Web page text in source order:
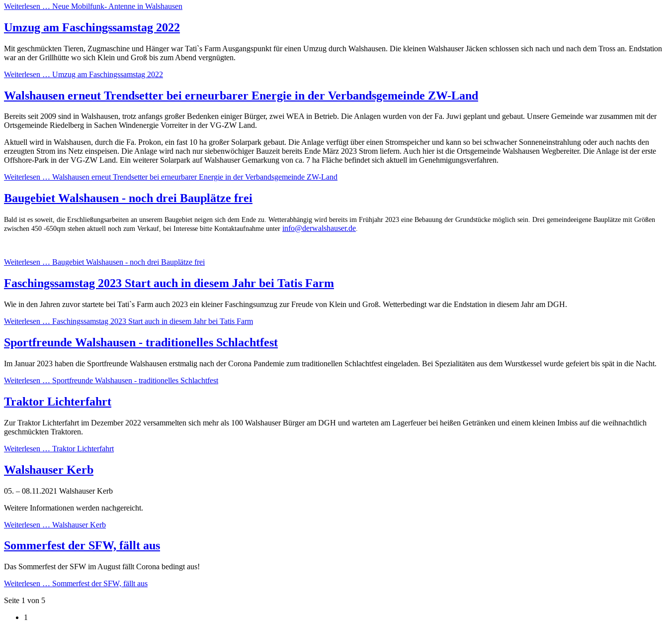
Weiterlesen … Neue Mobilfunk- Antenne in Walshausen
Umzug am Faschingssamstag 2022
Mit geschmückten Tieren, Zugmaschine und Hänger war Tati`s Farm Ausgangspunkt für einen Umzug durch Walshausen. Die kleinen Walshauser Jäcken schlossen sich nach und nach dem Tross an. Endstation
war an der Grillhütte wo sich Klein und Groß bis zum Abend vergnügten.
Weiterlesen … Umzug am Faschingssamstag 2022
Walshausen erneut Trendsetter bei erneurbarer Energie in der Verbandsgemeinde ZW-Land
Bereits seit 2009 sind in Walshausen, trotz anfangs großer Bedenken einiger Bürger, zwei WEA in Betrieb. Die Anlagen wurden von der Fa. Juwi geplant und gebaut. Unsere Gemeinde war zusammen mit der
Ortsgemeinde Riedelberg in Sachen Windenergie Vorreiter in der VG-ZW Land.
Aktuell wird in Walshausen, durch die Fa. Prokon, ein fast 10 ha großer Solarpark gebaut. Die Anlage verfügt über einen Stromspeicher und kann so bei schwacher Sonneneinstrahlung oder auch nachts den
erzeugten Strom ins Netz einspeisen. Die Anlage wird nach nur siebenwöchiger Bauzeit bereits Ende März 2023 Strom liefern. Auch hier ist die Ortsgemeinde Walshausen Wegbereiter. Die Anlage ist der erste
Offshore-Park in der VG-ZW Land. Ein weiterer Solarpark auf Walshauser Gemarkung von ca. 7 ha Fläche befindet sich aktuell im Genehmigungsverfahren.
Weiterlesen … Walshausen erneut Trendsetter bei erneurbarer Energie in der Verbandsgemeinde ZW-Land
Baugebiet Walshausen - noch drei Bauplätze frei
Bald ist es soweit, die Erschließungsarbeiten an unserem Baugebiet neigen sich dem Ende zu. Wetterabhängig wird bereits im Frühjahr 2023 eine Bebauung der Grundstücke möglich sein. Drei gemeindeeigene Bauplätze mit Größen
zwischen 450 -650qm stehen aktuell noch zum Verkauf, bei Interesse bitte Kontaktaufnahme unter info@derwalshauser.de.
Weiterlesen … Baugebiet Walshausen - noch drei Bauplätze frei
Faschingssamstag 2023 Start auch in diesem Jahr bei Tatis Farm
Wie in den Jahren zuvor startete bei Tati`s Farm auch 2023 ein kleiner Faschingsumzug zur Freude von Klein und Groß. Wetterbedingt war die Endstation in diesem Jahr am DGH.
Weiterlesen … Faschingssamstag 2023 Start auch in diesem Jahr bei Tatis Farm
Sportfreunde Walshausen - traditionelles Schlachtfest
Im Januar 2023 haben die Sportfreunde Walshausen erstmalig nach der Corona Pandemie zum traditionellen Schlachtfest eingeladen. Bei Spezialitäten aus dem Wurstkessel wurde gefeiert bis spät in die Nacht.
Weiterlesen … Sportfreunde Walshausen - traditionelles Schlachtfest
Traktor Lichterfahrt
Zur Traktor Lichterfahrt im Dezember 2022 versammelten sich mehr als 100 Walshauser Bürger am DGH und warteten am Lagerfeuer bei heißen Getränken und einem kleinen Imbiss auf die weihnachtlich
geschmückten Traktoren.
Weiterlesen … Traktor Lichterfahrt
Walshauser Kerb
05. – 08.11.2021 Walshauser Kerb
Weitere Informationen werden nachgereicht.
Weiterlesen … Walshauser Kerb
Sommerfest der SFW, fällt aus
Das Sommerfest der SFW im August fällt Corona bedingt aus!
Weiterlesen … Sommerfest der SFW, fällt aus
Seite 1 von 5
1